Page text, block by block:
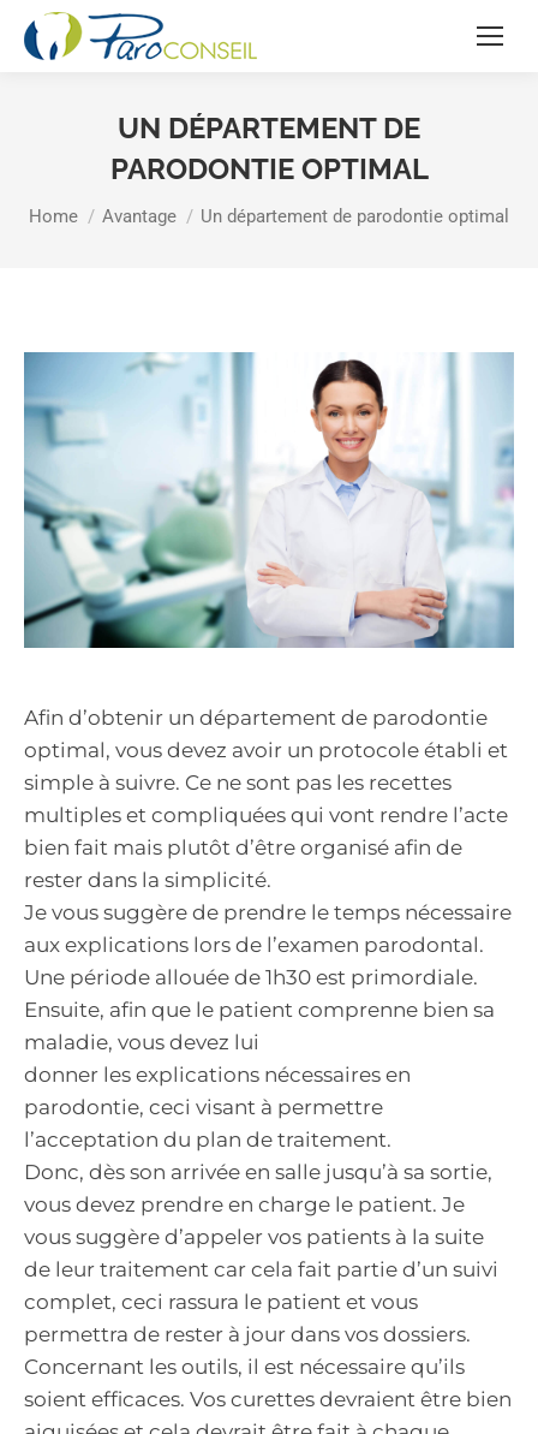
UN DÉPARTEMENT DE
PARODONTIE OPTIMAL
You are here:
Home Avantage Un département de parodontie optimal
Afin d’obtenir un département de parodontie
optimal, vous devez avoir un protocole établi et
simple à suivre. Ce ne sont pas les recettes
multiples et compliquées qui vont rendre l’acte
bien fait mais plutôt d’être organisé afin de
rester dans la simplicité.
Je vous suggère de prendre le temps nécessaire
aux explications lors de l’examen parodontal.
Une période allouée de 1h30 est primordiale.
Ensuite, afin que le patient comprenne bien sa
maladie, vous devez lui
donner les explications nécessaires en
parodontie, ceci visant à permettre
l’acceptation du plan de traitement.
Donc, dès son arrivée en salle jusqu’à sa sortie,
vous devez prendre en charge le patient. Je
vous suggère d’appeler vos patients à la suite
de leur traitement car cela fait partie d’un suivi
complet, ceci rassura le patient et vous
permettra de rester à jour dans vos dossiers.
Concernant les outils, il est nécessaire qu’ils
soient efficaces. Vos curettes devraient être bien